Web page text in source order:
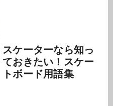
スケーターなら知っ
ておきたい！スケー
トボード用語集